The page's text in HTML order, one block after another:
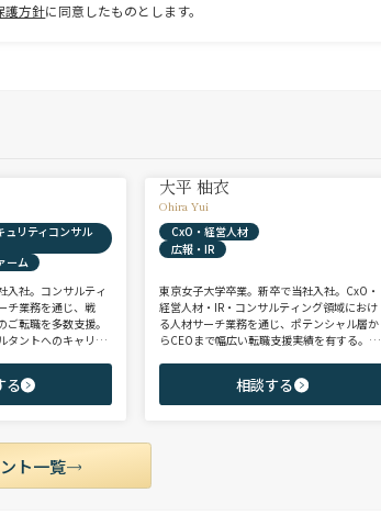
護方針に同意したものとします。
ュリティコンサル
ーム
入社。コンサルティ
チ業務を通じ、戦
転職を多数支援。
タントへのキャリア
え最適なキャリアを
す。
る
大平 柚衣
Ohira Yui
CxO・経営人材
広報・IR
東京女子大学卒業。新卒で当社入社。CxO・
経営人材・IR・コンサルティング領域におけ
る人材サーチ業務を通じ、ポテンシャル層か
らCEOまで幅広い転職支援実績を有する。コ
領域を中心に担当。未経験・ポテンシャル層
からミドル・ハイクラス層まで、年代・職階
相談する
ト一覧